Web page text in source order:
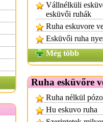
Vállnélküli
esküvői ruhák
Ruha eskuvore
Esküvői ruha
Még több
Ruha esküvőre
Ruha nélkül
Hu eskuvo ruha